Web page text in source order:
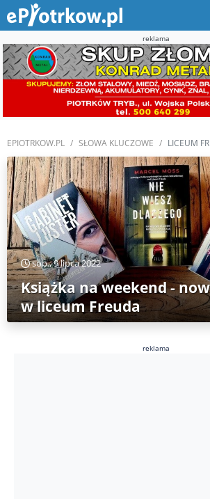
reklama
EPIOTRKOW.PL SŁOWA KLUCZOWE LICEUM
sob., 9 lipca 2022
Książka na weekend -
w liceum Freuda
reklama